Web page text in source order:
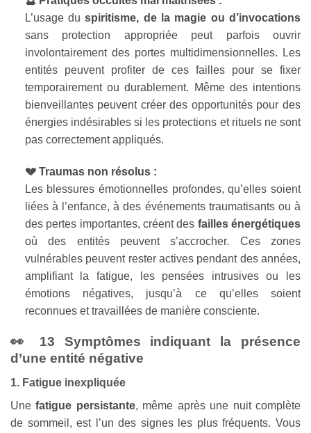
L’usage duspiritisme, de la magie ou d’invocations
sans protection appropriée peut parfois ouvrir
involontairement des portes multidimensionnelles. Les
entités peuvent profiter de ces failles pour se fixer
temporairement ou durablement. Même des intentions
bienveillantes peuvent créer des opportunités pour des
énergies indésirables si les protections et rituels ne sont
pas correctement appliqués.
💔 Traumas non résolus :
Les blessures émotionnelles profondes, qu’elles soient
liées à l’enfance, à des événements traumatisants ou à
des pertes importantes, créent des failles énergétiques
où des entités peuvent s’accrocher. Ces zones
vulnérables peuvent rester actives pendant des années,
amplifiant la fatigue, les pensées intrusives ou les
émotions négatives, jusqu’à ce qu’elles soient
reconnues et travaillées de manière consciente.
👀 13 Symptômes indiquant la présence
d’une entité négative
1. Fatigue inexpliquée
Unefatigue persistante, même après une nuit complète
de sommeil, est l’un des signes les plus fréquents. Vous